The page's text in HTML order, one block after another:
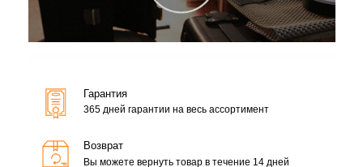
Гарантия
365 дней гарантии на весь ассортимент
Возврат
Вы можете вернуть товар в течение 14 дней